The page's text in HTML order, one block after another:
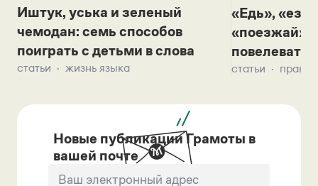
Иштук, уська и зеленый
чемодан: семь способов
поиграть с детьми в слова
статьи жизнь языка
«Едь»,
«поезжай»?
повелевать
статьи
Новые публикации Грамоты в
вашей почте